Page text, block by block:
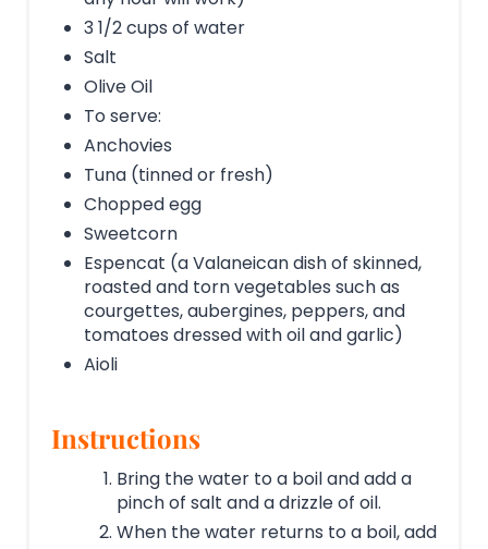
3 1/2 cups of water
Salt
Olive Oil
To serve:
Anchovies
Tuna (tinned or fresh)
Chopped egg
Sweetcorn
Espencat (a Valaneican dish of skinned,
roasted and torn vegetables such as
courgettes, aubergines, peppers, and
tomatoes dressed with oil and garlic)
Aioli
Instructions
Bring the water to a boil and add a
pinch of salt and a drizzle of oil.
When the water returns to a boil, add